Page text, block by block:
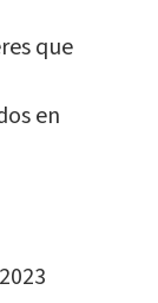
que
en